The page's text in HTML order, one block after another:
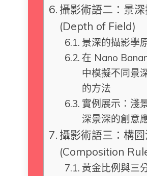
攝影術語二：景
(Depth of Field)
景深的攝影學
在 Nano
中模擬不同景
的方法
實例展示：淺
深景深的創意
攝影術語三：構圖
(Composition
黃金比例與三